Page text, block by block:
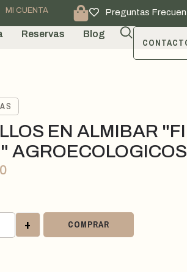
MI CUENTA Preguntas
Reservas Blog
EN ALMIBAR
AGROECOLOGICOS
+ COMPRAR